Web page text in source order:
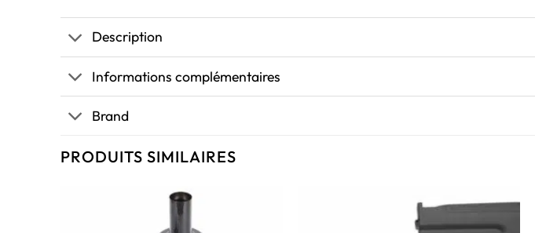
Description
Informations complémentaires
Brand
PRODUITS SIMILAIRES